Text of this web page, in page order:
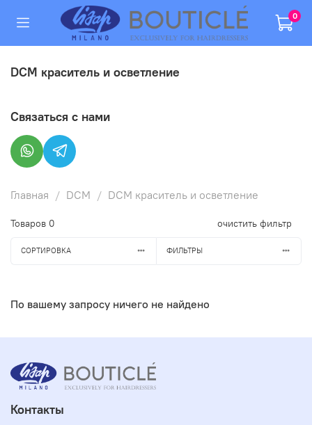
0
DCM краситель и осветление
Главная DCM DCM краситель и осветление
Товаров 0 очистить фильтр
СОРТИРОВКА ФИЛЬТРЫ
По вашему запросу ничего не найдено
Связаться с нами
Контакты